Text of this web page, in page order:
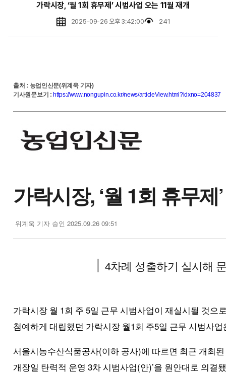
가락시장, ‘월 1회 휴무제’ 시범사업 오는 11월 재개
2025-09-26 오후 3:42:00 241
출처 : 농업인신문(위계욱 기자)
기사원문보기 : https://www.nongupin.co.kr/news/articleView.html?idxno=204837
가락시장, ‘월 1회 휴무
위계욱 기자 승인 2025.09.26 09:51
4차례 성출하기 실시해
가락시장 월 1 회 주 5일 근무 시범사업이 재실시될 것으
첨예하게 대립했던 가락시장 월1 회 주5일 근무 시범사
서울시농수산식품공사(이하 공사)에 따르면 최근 개최된
개장일 탄력적 운영 3차 시범사업(안)’을 원안대로 의결